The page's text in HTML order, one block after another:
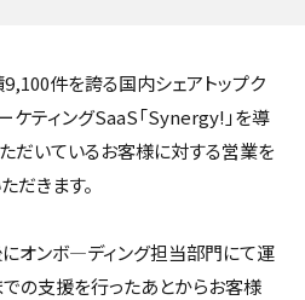
件を誇る国内シェアトップク
ケティングSaaS「Synergy!」を導
だいているお客様に対する営業を
だきます。
オンボ―ディング担当部門にて運
の支援を行ったあとからお客様